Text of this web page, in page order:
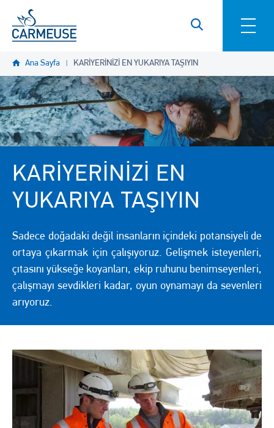
Ana içeriğe atla
Ana Sayfa KARİYERİNİZİ EN YUKARIYA TAŞIYIN
KARİYERİNİZİ EN
YUKARIYA TAŞIYIN
Sadece doğadaki değil insanların içindeki potansiyeli de
ortaya çıkarmak için çalışıyoruz. Gelişmek isteyenleri,
çıtasını yükseğe koyanları, ekip ruhunu benimseyenleri,
çalışmayı sevdikleri kadar, oyun oynamayı da sevenleri
arıyoruz.